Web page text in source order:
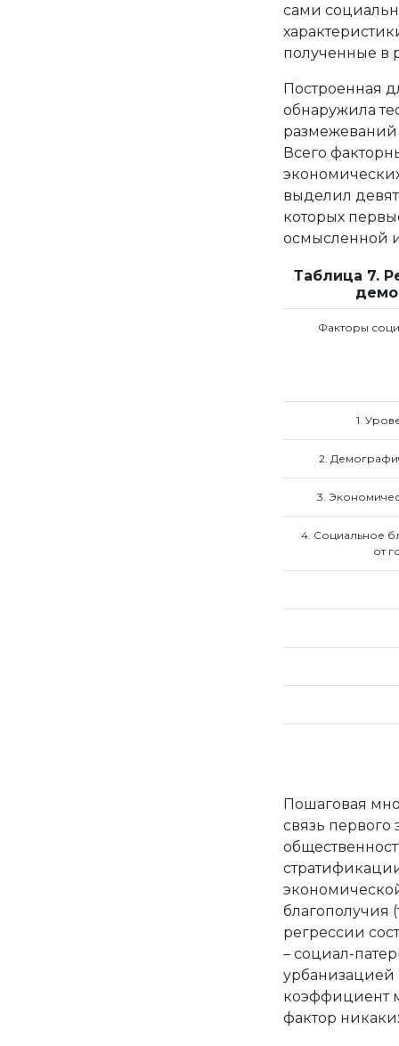
сами
полученные в
Построенная
обнаружила
Всего
выделил
которых
осмысленной
Таблица 7.
Факторы
1.
2.
3.
4. Социальное
от
Пошаговая
связь первого
благополучия
регрессии
– социал-
урбанизацией
коэффициент
фактор